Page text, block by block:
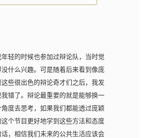
年轻的时候也参加过辩论队，当时觉
没什么兴趣。可是随着后来看到像庞
这些很出色的辩论奇才们之后，我发
我错了。辩论最重要的就是能够换一
角度去思考，如果我们都能透过庞颖
这个节目更好地学到这些方法和态度
话，相信我们未来的公共生活应该会